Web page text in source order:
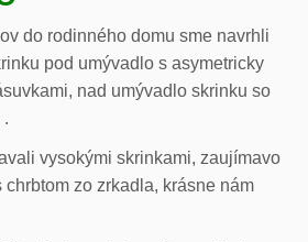
do rodinného domu sme navrhli
pod umývadlo s asymetricky
nad umývadlo skrinku so
.
vysokými skrinkami, zaujímavo
zo zrkadla, krásne nám